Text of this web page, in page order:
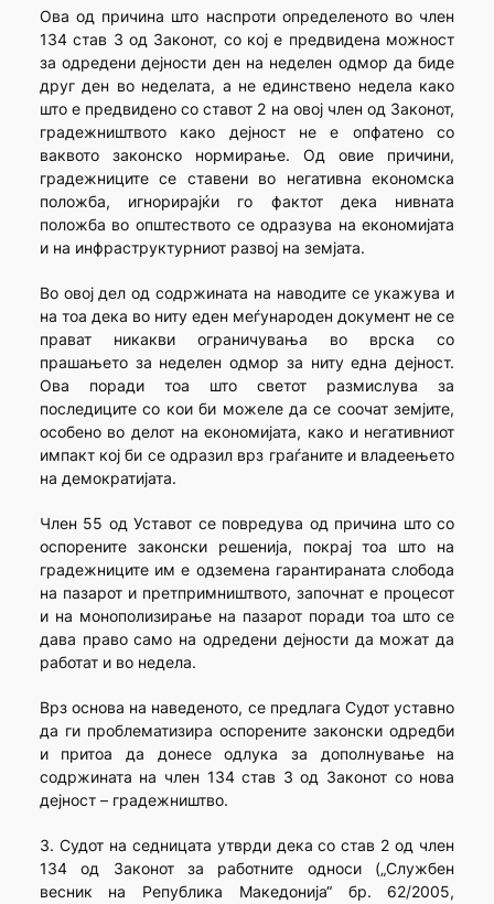
Ова од причина што наспроти определеното во член
134 став 3 од Законот, со кој е предвидена можност
за одредени дејности ден на неделен одмор да биде
друг ден во неделата, а не единствено недела како
што е предвидено со ставот 2 на овој член од Законот,
градежништвото како дејност не е опфатено со
ваквото законско нормирање. Од овие причини,
градежниците се ставени во негативна економска
положба, игнорирајќи го фактот дека нивната
положба во општеството се одразува на економијата
и на инфраструктурниот развој на земјата.
Во овој дел од содржината на наводите се укажува и
на тоа дека во ниту еден меѓународен документ не се
прават никакви ограничувања во врска со
прашањето за неделен одмор за ниту една дејност.
Ова поради тоа што светот размислува за
последиците со кои би можеле да се соочат земјите,
особено во делот на економијата, како и негативниот
импакт кој би се одразил врз граѓаните и владеењето
на демократијата.
Член 55 од Уставот се повредува од причина што со
оспорените законски решенија, покрај тоа што на
градежниците им е одземена гарантираната слобода
на пазарот и претпримништвото, започнат е процесот
и на монополизирање на пазарот поради тоа што се
дава право само на одредени дејности да можат да
работат и во недела.
Врз основа на наведеното, се предлага Судот уставно
да ги проблематизира оспорените законски одредби
и притоа да донесе одлука за дополнување на
содржината на член 134 став 3 од Законот со нова
дејност – градежништво.
3. Судот на седницата утврди дека со став 2 од член
134 од Законот за работните односи („Службен
весник на Република Македонија“ бр. 62/2005,